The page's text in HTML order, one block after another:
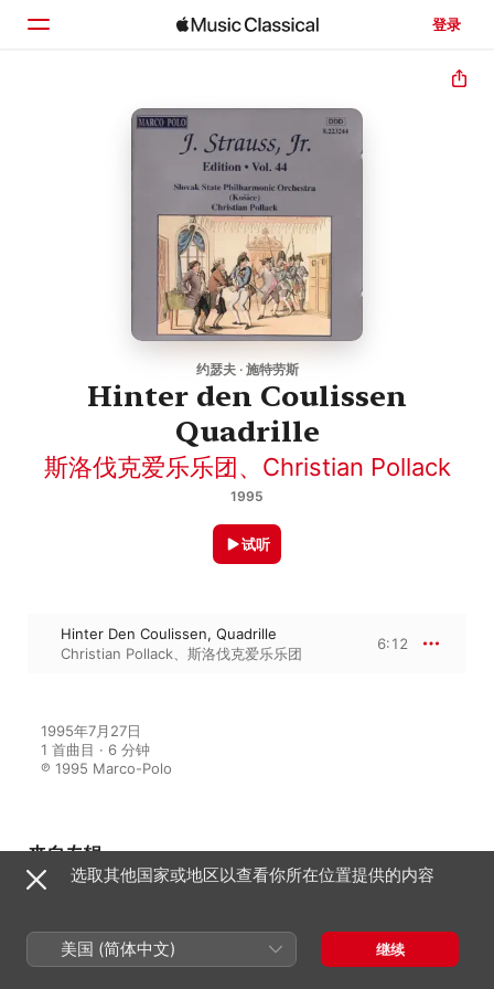
登录
约瑟夫 · 施特劳斯
Hinter den Coulissen
Quadrille
斯洛伐克爱乐乐团、 Christian Pollack
1995
试听
Hinter Den Coulissen, Quadrille
Christian Pollack
斯洛伐克爱乐乐团
6:12
1995年7月27日
1 首曲目 · 6 分钟
℗ 1995 Marco-Polo
来自专辑
J. Strauss II Edition, Vol. 44
Christian Pollack、斯洛伐克爱乐乐团
选取其他国家或地区以查看你所在位置提供的内容
美国 (简体中文) 继续